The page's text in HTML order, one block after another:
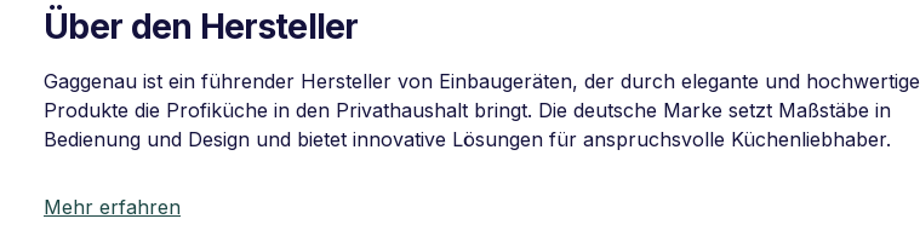
Über den Hersteller
Gaggenau ist ein führender Hersteller von Einbaugeräten, der durch elegante und hochwertige
Produkte die Profiküche in den Privathaushalt bringt. Die deutsche Marke setzt Maßstäbe in
Bedienung und Design und bietet innovative Lösungen für anspruchsvolle Küchenliebhaber.
Mehr erfahren